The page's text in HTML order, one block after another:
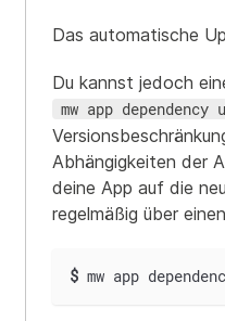
Das automatische
Du kannst jedoch
mw app dependency
Abhängigkeiten der
deine App auf die
regelmäßig über
$ mw app